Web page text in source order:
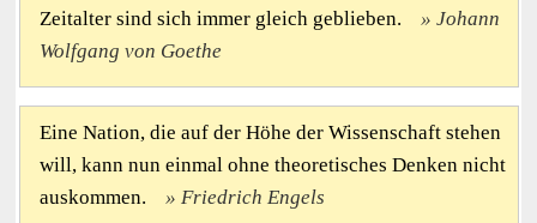
Zeitalter sind sich immer gleich geblieben.
Johann
Wolfgang von Goethe
Eine Nation, die auf der Höhe der Wissenschaft stehen
will, kann nun einmal ohne theoretisches Denken nicht
auskommen.
Friedrich Engels